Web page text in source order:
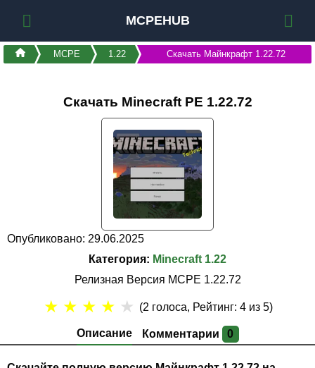
MCPEHUB
MCPE 1.22 Скачать Майнкрафт 1.22.72
Скачать Minecraft PE 1.22.72
Опубликовано: 29.06.2025
Категория: Minecraft 1.22
Релизная Версия MCPE 1.22.72
Описание Комментарии 0
★ ★ ★ ★ ★ (2 голоса, Рейтинг: 4из 5)